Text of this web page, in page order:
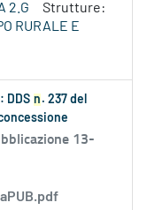
2.G
Strutture:
RURALE E
DDS n . 237 del
13-